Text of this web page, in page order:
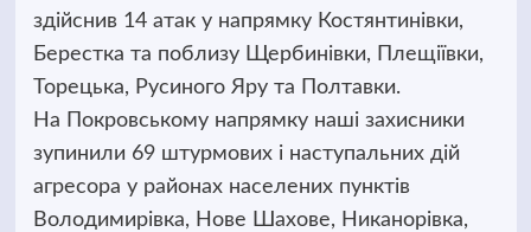
здійснив 14 атак у напрямку Костянтинівки,
Берестка та поблизу Щербинівки, Плещіївки,
Торецька, Русиного Яру та Полтавки.
На Покровському напрямку наші захисники
зупинили 69 штурмових і наступальних дій
агресора у районах населених пунктів
Володимирівка, Нове Шахове, Никанорівка,